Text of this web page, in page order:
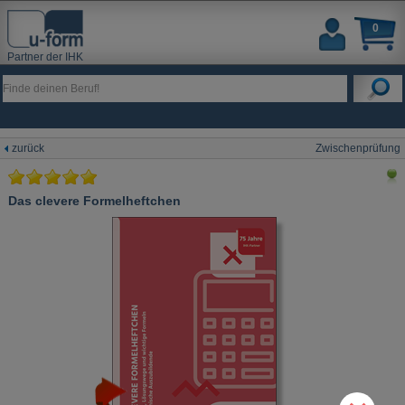
Partner der IHK
0
zurück Zwischenprüfung
Das clevere Formelheftchen